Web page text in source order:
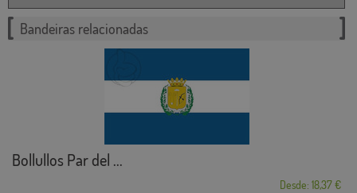
Bandeiras relacionadas
Bollullos Par del ...
Desde: 18,37 €